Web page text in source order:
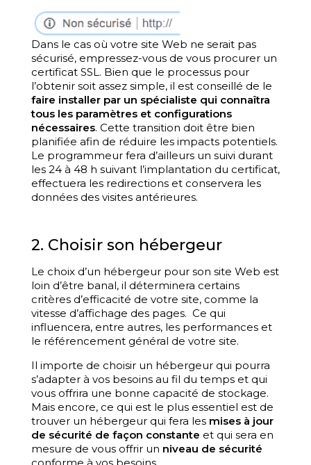
Dans le cas où votre site Web ne serait pas
sécurisé, empressez-vous de vous procurer un
certificat SSL. Bien que le processus pour
l’obtenir soit assez simple, il est conseillé de le
faire installer par un spécialiste qui connaîtra
tous les paramètres et configurations
nécessaires. Cette transition doit être bien
planifiée afin de réduire les impacts potentiels.
Le programmeur fera d’ailleurs un suivi durant
les 24 à 48 h suivant l’implantation du certificat,
effectuera les redirections et conservera les
données des visites antérieures.
2. Choisir son hébergeur
Le choix d’un hébergeur pour son site Web est
loin d’être banal, il déterminera certains
critères d’efficacité de votre site, comme la
vitesse d’affichage des pages. Ce qui
influencera, entre autres, les performances et
le référencement général de votre site.
Il importe de choisir un hébergeur qui pourra
s’adapter à vos besoins au fil du temps et qui
vous offrira une bonne capacité de stockage.
Mais encore, ce qui est le plus essentiel est de
trouver un hébergeur qui fera lesmises à jour
de sécurité de façon constante et qui sera en
mesure de vous offrir un niveau de sécurité